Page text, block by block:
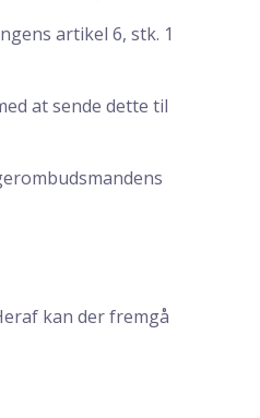
artikel 6, stk. 1
at sende dette til
kan der fremgå